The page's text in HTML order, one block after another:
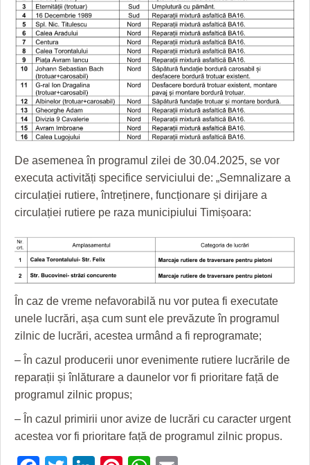
ZIARISTU’ DE TERASĂ
CU OIŞTEA-N KIERKEGAARD
FINANŢĂRI DE LA A LA Z
PE SURSE
UNDE MERGEM
FILME DOCUMENTARE
CLIPURI VIDEO
JOCURI ONLINE
ANUNŢURI
INFO SI UTILE
CULTURA
INVATAMANT
JUSTITIE
FILME DOCUMENTARE
CLIPURI VIDEO
JOCURI ONLINE
DIVERSE
FARMACII DIN TIMIŞOARA
HARTA TIMIŞOAREI
LICEE, ŞCOLI ŞI GRĂDINIŢE DIN TIMIŞ
PRIMĂRIILE DIN TIMIŞ
SFATUL MEDICULUI
SFATURI JURIDICE
De asemenea în programul zilei de 30.04.2025, se vor
executa activități specifice serviciului de: „Semnalizare a
circulației rutiere, întreținere, funcționare și dirijare a
circulației rutiere pe raza municipiului Timișoara:
În caz de vreme nefavorabilă nu vor putea fi executate
unele lucrări, așa cum sunt ele prevăzute în programul
zilnic de lucrări, acestea urmând a fi reprogramate;
– În cazul producerii unor evenimente rutiere lucrările de
reparații și înlăturare a daunelor vor fi prioritare față de
programul zilnic propus;
– În cazul primirii unor avize de lucrări cu caracter urgent
acestea vor fi prioritare față de programul zilnic propus.